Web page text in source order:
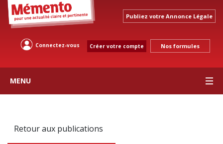
Publiez votre Annonce Légale
Connectez-vous Créer votre compte Nos formules
MENU
Retour aux publications